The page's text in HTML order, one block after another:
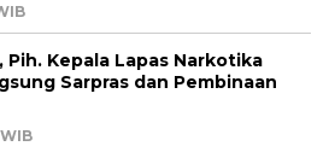
Pih. Kepala Lapas Narkotika
Sarpras dan Pembinaan